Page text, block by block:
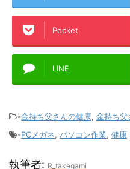
Pocket
LINE
-金持ち父さんの健康, 金持ち父
-PCメガネ, パソコン作業, 健康
執筆者: R_takegami